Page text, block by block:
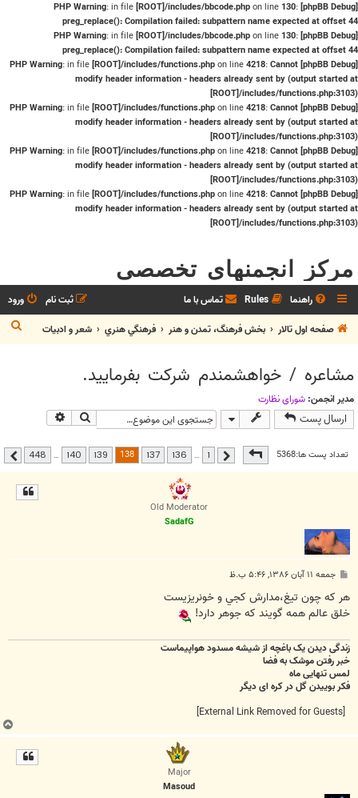
: in file[ROOT]/includes/bbcode.phpon line130:
preg_replace(): Compilation failed: subpattern name expected at offset
: in file[ROOT]/includes/bbcode.phpon line130:
preg_replace(): Compilation failed: subpattern name expected at offset
: in file[ROOT]/includes/functions.phpon line4218:Cannot
modify header information - headers already sent by (output started
[ROOT]/includes/
: in file[ROOT]/includes/functions.phpon line4218:Cannot
modify header information - headers already sent by (output started
[ROOT]/includes/
: in file[ROOT]/includes/functions.phpon line4218:Cannot
modify header information - headers already sent by (output started
[ROOT]/includes/
: in file[ROOT]/includes/functions.phpon line4218:Cannot
modify header information - headers already sent by (output started
[ROOT]/includes/
مرکز انجمنهای تخصصی
راهنما Rules تماس با ما ورود
ثبت نام
صفحه اول تالار
بخش فرهنگ، تمدن و هنر فرهنگي هنري شعر و ادبيات
ج
س
مشاعره / خواهشمندم شرکت بفرماييد.
مدیر انجمن: شوراي نظارت
ارسال پست جستجو
تعداد پست ها:5368
صفحه138از 448 قبلی …
136
137
138
139
140
…
448 بعدی
Old Moderator
SadafG
پ
ت
جمعه ۱۱ آبان ۱۳۸۶, ۵:۴۶ ب.ظ
هر که چون تيغ،مدارش کجي و خونريزيست
خلق عالم همه گويند که جوهر دارد!
زندگی دیدن یک باغچه از شیشه مسدود هواپیماست
خبر رفتن موشک به فضا
لمس تنهایی ماه
فکر بوییدن گل در کره ای دیگر
ب
ا
Major
Masoud